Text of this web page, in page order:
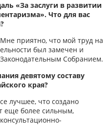
«За заслуги в развитии
Что для вас
приятно, что мой труд на
был замечен и
Собранием.
девятому составу
края?
лучшее, что создано
еще более сильным,